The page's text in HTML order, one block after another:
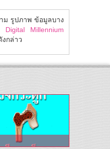
ม รูปภาพ ข้อมูลบาง
Digital Millennium
กล่าว